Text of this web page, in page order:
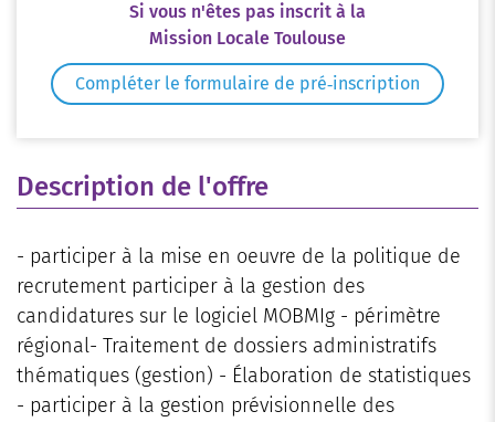
Description de l'offre
- participer à la mise en oeuvre de la politique de
recrutement participer à la gestion des
candidatures sur le logiciel MOBMIg - périmètre
régional- Traitement de dossiers administratifs
thématiques (gestion) - Élaboration de statistiques
- participer à la gestion prévisionnelle des
Si vous n'êtes pas inscrit à la
Mission Locale Toulouse
Compléter le formulaire de pré‑inscription